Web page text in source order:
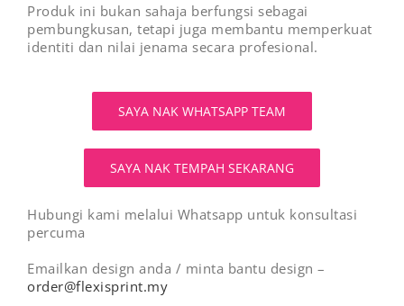
Produk ini bukan sahaja berfungsi sebagai
pembungkusan, tetapi juga membantu memperkuat
identiti dan nilai jenama secara profesional.
SAYA NAK WHATSAPP TEAM
SAYA NAK TEMPAH SEKARANG
Hubungi kami melalui Whatsapp untuk konsultasi
percuma
Emailkan design anda / minta bantu design –
order@flexisprint.my